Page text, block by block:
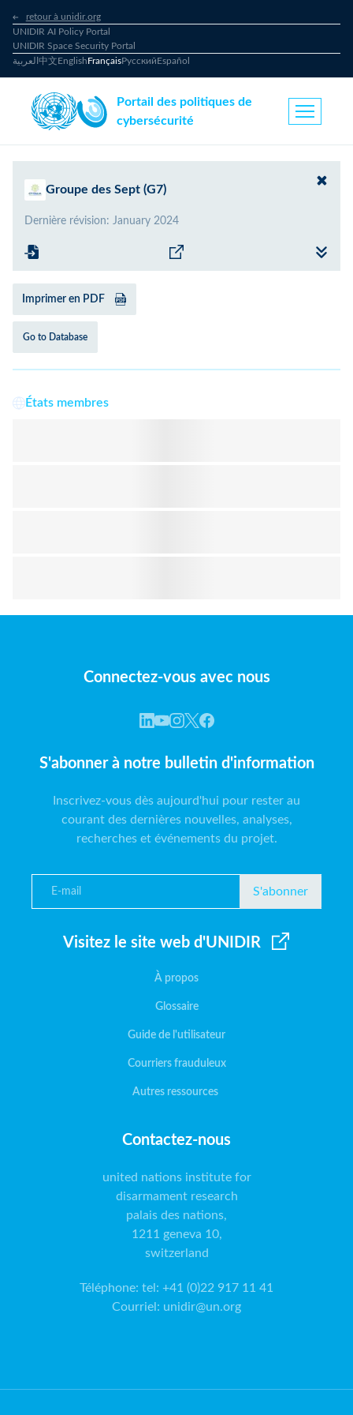
retour à unidir.org
UNIDIR AI Policy Portal
UNIDIR Space Security Portal
العربية 中文EnglishFrançaisРусскийEspañol
Portail des politiques de
cybersécurité
Groupe des Sept (G7)
Dernière révision: January 2024
Imprimer en PDF
Go to Database
États membres
Connectez-vous avec nous
S'abonner à notre bulletin d'information
Inscrivez-vous dès aujourd'hui pour rester au
courant des dernières nouvelles, analyses,
recherches et événements du projet.
S'abonner
Visitez le site web d'UNIDIR
À propos
Glossaire
Guide de l'utilisateur
Courriers frauduleux
Autres ressources
Contactez-nous
united nations institute for
disarmament research
palais des nations,
1211 geneva 10,
switzerland
Téléphone: tel: +41 (0)22 917 11 41
Courriel : unidir@un.org